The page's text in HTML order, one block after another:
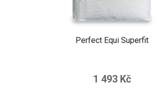
Perfect Equi Superfit
1 493 Kč